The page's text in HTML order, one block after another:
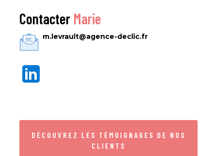
Contacter Marie
m.levrault@agence-declic.fr
DÉCOUVREZ LES TÉMOIGNAGES DE NOS
CLIENTS